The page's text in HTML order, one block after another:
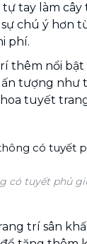
tay làm
chú ý hơn
phí.
thêm nổi bật
tượng như
tuyết
có tuyết phủ
trí sân